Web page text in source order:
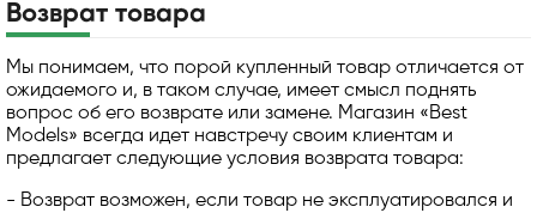
Возврат товара
Мы понимаем, что порой купленный товар отличается от
ожидаемого и, в таком случае, имеет смысл поднять
вопрос об его возврате или замене. Магазин «Best
Models» всегда идет навстречу своим клиентам и
предлагает следующие условия возврата товара:
- Возврат возможен, если товар не эксплуатировался и